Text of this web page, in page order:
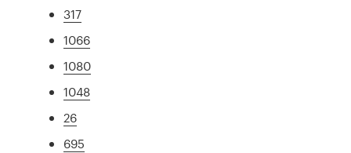
317
1066
1080
1048
26
695